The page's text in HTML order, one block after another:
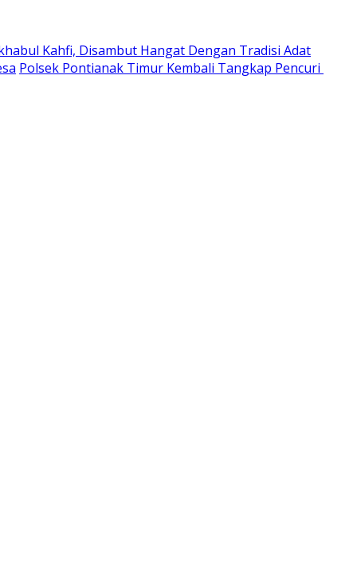
Kahfi, Disambut Hangat Dengan Tradisi Adat
Polsek Pontianak Timur Kembali Tangkap Pencuri